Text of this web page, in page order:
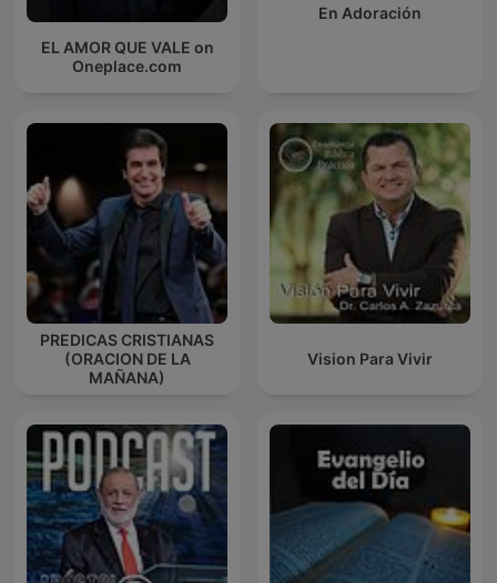
EL AMOR QUE VALE on
Oneplace.com
En Adoración
PREDICAS CRISTIANAS
(ORACION DE LA
MAÑANA)
Vision Para Vivir